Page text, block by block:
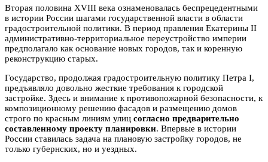
Вторая половина XVIII века ознаменовалась беспрецедентными
в истории России шагами государственной власти в области
градостроительной политики. В период правления Екатерины II
административно-территориальное переустройство империи
предполагало как основание новых городов, так и коренную
реконструкцию старых.
Государство, продолжая градостроительную политику Петра I,
предъявляло довольно жесткие требования к городской
застройке. Здесь и внимание к противопожарной безопасности, к
композиционному решению фасадов и размещению домов
строго по красным линиям улиц согласно предварительно
составленному проекту планировки. Впервые в истории
России ставилась задача на плановую застройку городов, не
только губернских, но и уездных.